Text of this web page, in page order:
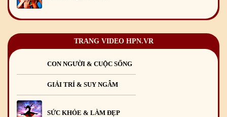
TRANG VIDEO HPN.VR
CON NGƯỜI & CUỘC SỐNG
GIẢI TRÍ & SUY NGẪM
SỨC KHỎE & LÀM ĐẸP